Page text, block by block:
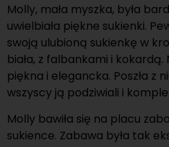
Molly, mała myszka, była
uwielbiała piękne sukienki.
swoją ulubioną sukienkę w
biała, z falbankami i kokardą.
piękna i elegancka. Poszła z
wszyscy ją podziwiali i
Molly bawiła się na placu
sukience. Zabawa była tak